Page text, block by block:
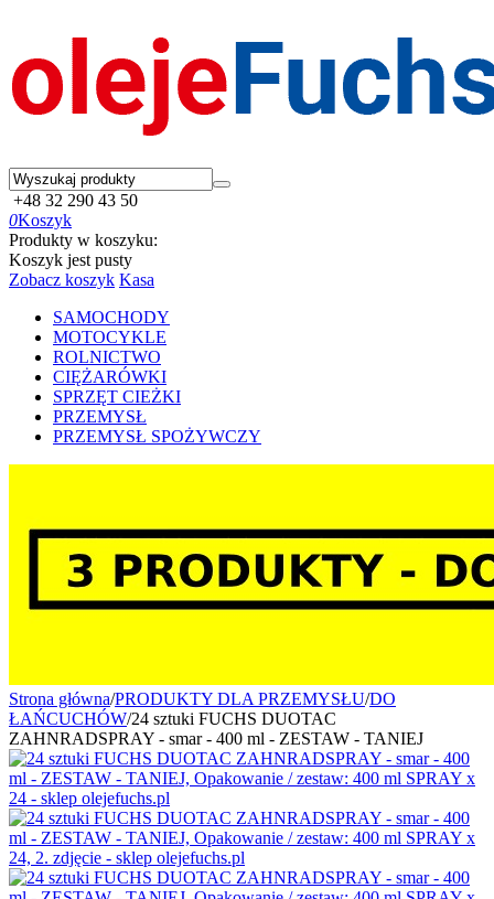
+48 32 290 43 50
0Koszyk
Produkty w koszyku:
Koszyk jest pusty
Zobacz koszyk Kasa
SAMOCHODY
MOTOCYKLE
ROLNICTWO
CIĘŻARÓWKI
SPRZĘT CIEŻKI
PRZEMYSŁ
PRZEMYSŁ SPOŻYWCZY
Strona główna/PRODUKTY DLA PRZEMYSŁU/DO
ŁAŃCUCHÓW/24 sztuki FUCHS DUOTAC
ZAHNRADSPRAY - smar - 400 ml - ZESTAW - TANIEJ